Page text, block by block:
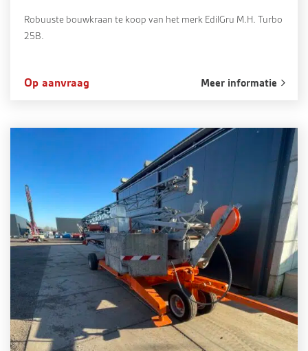
Robuuste bouwkraan te koop van het merk EdilGru M.H. Turbo
25B.
Op aanvraag Meer informatie